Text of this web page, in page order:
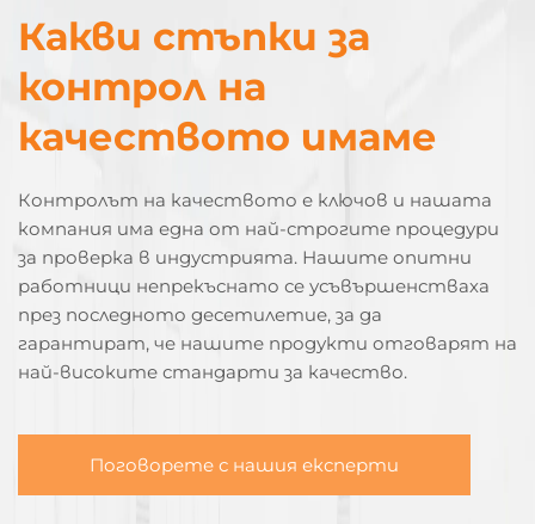
Какви стъпки за
контрол на
качеството имаме
Контролът на качеството е ключов и нашата
компания има една от най-строгите процедури
за проверка в индустрията. Нашите опитни
работници непрекъснато се усъвършенстваха
през последното десетилетие, за да
гарантират, че нашите продукти отговарят на
най-високите стандарти за качество.
Поговорете с нашия експерти